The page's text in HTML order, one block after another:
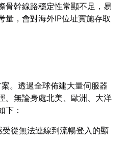
骨幹線路穩定性常顯不足，易
量，會對海外IP位址實施存取
。透過全球佈建大量伺服器
。無論身處北美、歐洲、大洋
下：
從無法連線到流暢登入的顯